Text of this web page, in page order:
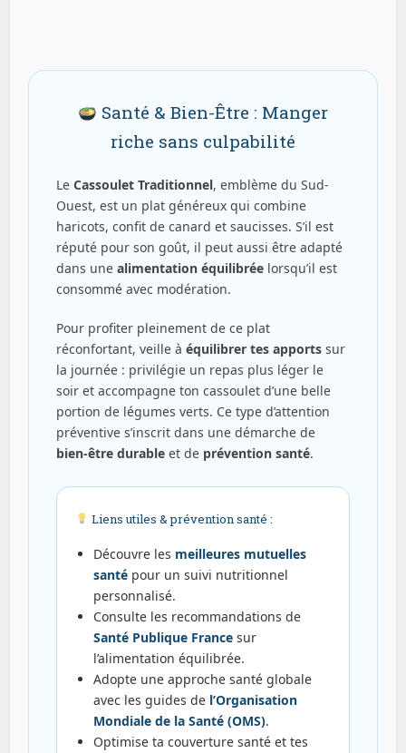
Santé & Bien-Être : Manger
riche sans culpabilité
LeCassoulet Traditionnel, emblème du Sud-
Ouest, est un plat généreux qui combine
haricots, confit de canard et saucisses. S’il est
réputé pour son goût, il peut aussi être adapté
dans unealimentation équilibrée lorsqu’il est
consommé avec modération.
Pour profiter pleinement de ce plat
réconfortant, veille àéquilibrer tes apports sur
la journée : privilégie un repas plus léger le
soir et accompagne ton cassoulet d’une belle
portion de légumes verts. Ce type d’attention
préventive s’inscrit dans une démarche de
bien-être durable et de prévention santé.
Liens utiles & prévention santé :
Découvre les meilleures mutuelles
santé pour un suivi nutritionnel
personnalisé.
Consulte les recommandations de
Santé Publique France sur
l’alimentation équilibrée.
Adopte une approche santé globale
avec les guides de l’Organisation
Mondiale de la Santé (OMS).
Optimise ta couverture santé et tes